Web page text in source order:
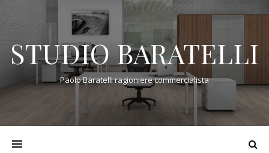
STUDIO BARATELLI
Paolo Baratelli ragioniere commercialista